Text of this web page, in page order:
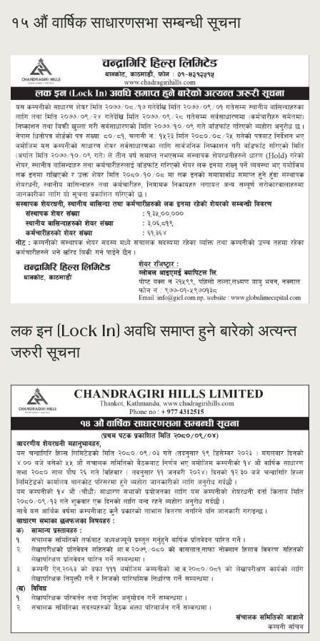
१५ औं वार्षिक साधारणसभा सम्बन्धी सूचना
लक इन (Lock In) अवधि समाप्त हुने बारेको अत्यन्त
जरुरी सूचना